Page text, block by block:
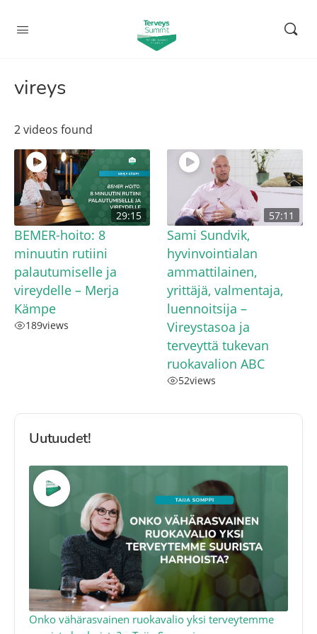
vireys
2 videos found
29:15
BEMER-hoito: 8
minuutin rutiini
palautumiselle ja
vireydelle – Merja
Kämpe
189views
57:11
Sami Sundvik,
hyvinvointialan
ammattilainen,
yrittäjä, valmentaja,
luennoitsija –
Vireystasoa ja
terveyttä tukevan
ruokavalion ABC
52views
Uutuudet!
Onko vähärasvainen ruokavalio yksi terveytemme